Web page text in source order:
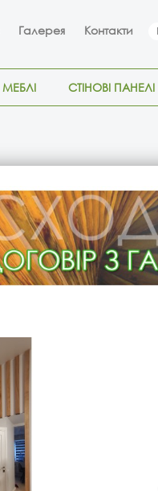
Галерея Контакти
МЕБЛІ СТІНОВІ ПАНЕЛІ